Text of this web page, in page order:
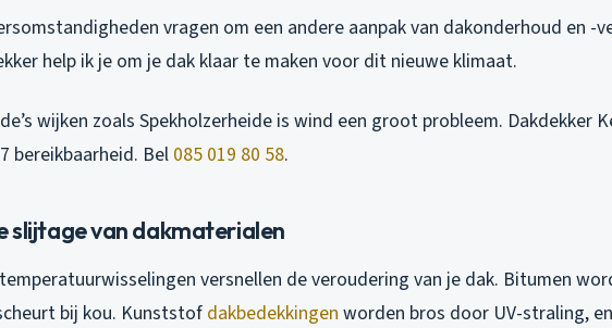
vragen om een andere aanpak van dakonderhoud en -
help ik je om je dak klaar te maken voor dit nieuwe klimaat.
wijken zoals Spekholzerheide is wind een groot probleem. Dakdekker
bereikbaarheid. Bel 085 019 80 58.
slijtage van dakmaterialen
versnellen de veroudering van je dak. Bitumen
bij kou. Kunststof dakbedekkingen worden bros door UV-straling,